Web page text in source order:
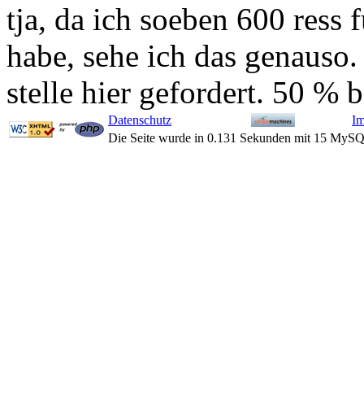
tja, da ich soeben 600 ress
habe, sehe ich das
stelle hier gefordert. 50 %
Datenschutz
Die Seite wurde in 0.131 Sekunden mit 15